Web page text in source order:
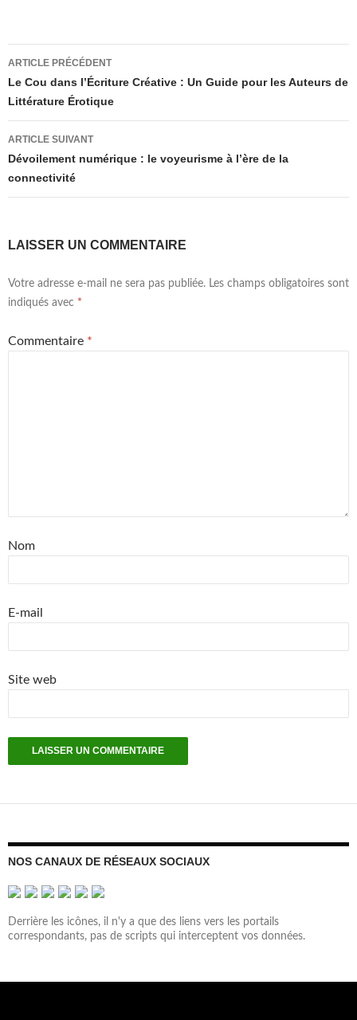
Navigation
des
articles
ARTICLE PRÉCÉDENT
Le Cou dans l’Écriture Créative : Un Guide pour les Auteurs de
Littérature Érotique
ARTICLE SUIVANT
Dévoilement numérique : le voyeurisme à l’ère de la
connectivité
LAISSER UN COMMENTAIRE
Votre adresse e-mail ne sera pas publiée. Les champs obligatoires sont
indiqués avec *
Commentaire *
Nom
E-mail
Site web
NOS CANAUX DE RÉSEAUX SOCIAUX
Derrière les icônes, il n'y a que des liens vers les portails
correspondants, pas de scripts qui interceptent vos données.